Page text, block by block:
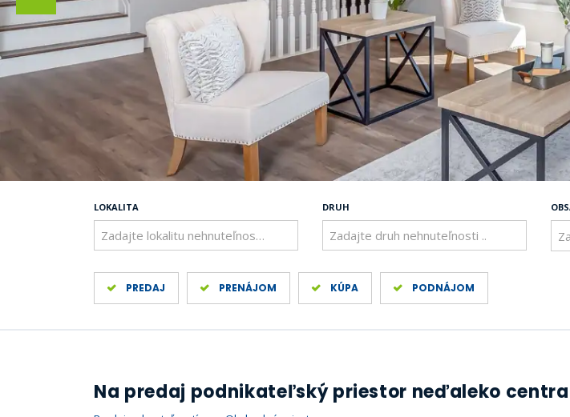
LOKALITA
Zadajte lokalitu nehnuteľnosti ..
DRUH
Zadajte druh nehnuteľnosti ..
PREDAJ PRENÁJOM KÚPA PODNÁJOM
Na predaj podnikateľský priestor neďaleko